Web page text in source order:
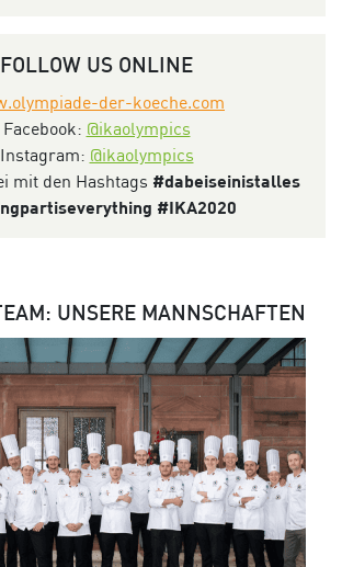
FOLLOW US ONLINE
der-koeche.com
Facebook: @ikaolympics
Instagram: @ikaolympics
mit den Hashtags #dabeiseinistalles
#IKA2020
UNSERE MANNSCHAFTEN